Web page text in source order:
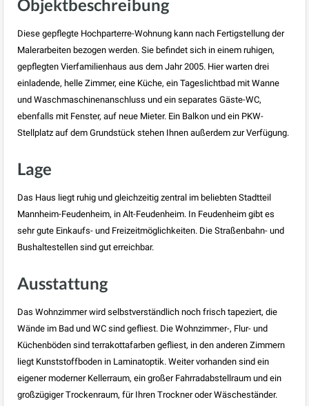
Objektbeschreibung
Diese gepflegte Hochparterre-Wohnung kann nach Fertigstellung der
Malerarbeiten bezogen werden. Sie befindet sich in einem ruhigen,
gepflegten Vierfamilienhaus aus dem Jahr 2005. Hier warten drei
einladende, helle Zimmer, eine Küche, ein Tageslichtbad mit Wanne
und Waschmaschinenanschluss und ein separates Gäste-WC,
ebenfalls mit Fenster, auf neue Mieter. Ein Balkon und ein PKW-
Stellplatz auf dem Grundstück stehen Ihnen außerdem zur Verfügung.
Lage
Das Haus liegt ruhig und gleichzeitig zentral im beliebten Stadtteil
Mannheim-Feudenheim, in Alt-Feudenheim. In Feudenheim gibt es
sehr gute Einkaufs- und Freizeitmöglichkeiten. Die Straßenbahn- und
Bushaltestellen sind gut erreichbar.
Ausstattung
Das Wohnzimmer wird selbstverständlich noch frisch tapeziert, die
Wände im Bad und WC sind gefliest. Die Wohnzimmer-, Flur- und
Küchenböden sind terrakottafarben gefliest, in den anderen Zimmern
liegt Kunststoffboden in Laminatoptik. Weiter vorhanden sind ein
eigener moderner Kellerraum, ein großer Fahrradabstellraum und ein
großzügiger Trockenraum, für Ihren Trockner oder Wäscheständer.